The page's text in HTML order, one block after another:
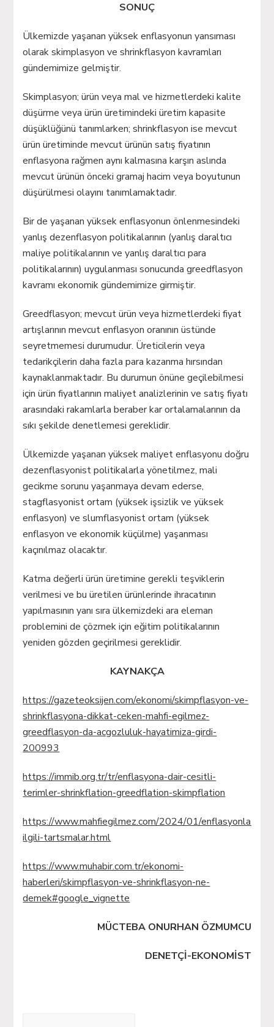
SONUÇ
Ülkemizde yaşanan yüksek enflasyonun yansıması
olarak skimplasyon ve shrinkflasyon kavramları
gündemimize gelmiştir.
Skimplasyon; ürün veya mal ve hizmetlerdeki kalite
düşürme veya ürün üretimindeki üretim kapasite
düşüklüğünü tanımlarken; shrinkflasyon ise mevcut
ürün üretiminde mevcut ürünün satış fiyatının
enflasyona rağmen aynı kalmasına karşın aslında
mevcut ürünün önceki gramaj hacim veya boyutunun
düşürülmesi olayını tanımlamaktadır.
Bir de yaşanan yüksek enflasyonun önlenmesindeki
yanlış dezenflasyon politikalarının (yanlış daraltıcı
maliye politikalarının ve yanlış daraltıcı para
politikalarının) uygulanması sonucunda greedflasyon
kavramı ekonomik gündemimize girmiştir.
Greedflasyon; mevcut ürün veya hizmetlerdeki fiyat
artışlarının mevcut enflasyon oranının üstünde
seyretmemesi durumudur. Üreticilerin veya
tedarikçilerin daha fazla para kazanma hırsından
kaynaklanmaktadır. Bu durumun önüne geçilebilmesi
için ürün fiyatlarının maliyet analizlerinin ve satış fiyatı
arasındaki rakamlarla beraber kar ortalamalarının da
sıkı şekilde denetlemesi gereklidir.
Ülkemizde yaşanan yüksek maliyet enflasyonu doğru
dezenflasyonist politikalarla yönetilmez, mali
gecikme sorunu yaşanmaya devam ederse,
stagflasyonist ortam (yüksek işsizlik ve yüksek
enflasyon) ve slumflasyonist ortam (yüksek
enflasyon ve ekonomik küçülme) yaşanması
kaçınılmaz olacaktır.
Katma değerli ürün üretimine gerekli teşviklerin
verilmesi ve bu üretilen ürünlerinde ihracatının
yapılmasının yanı sıra ülkemizdeki ara eleman
problemini de çözmek için eğitim politikalarının
yeniden gözden geçirilmesi gereklidir.
KAYNAKÇA
https://gazeteoksijen.com/ekonomi/skimpflasyon-ve-
shrinkflasyona-dikkat-ceken-mahfi-egilmez-
greedflasyon-da-acgozluluk-hayatimiza-girdi-
200993
https://immib.org.tr/tr/enflasyona-dair-cesitli-
terimler-shrinkflation-greedflation-skimpflation
https://www.mahfiegilmez.com/2024/01/enflasyonla-
ilgili-tartsmalar.html
https://www.muhabir.com.tr/ekonomi-
haberleri/skimpflasyon-ve-shrinkflasyon-ne-
demek#google_vignette
MÜCTEBA ONURHAN ÖZMUMCU
DENETÇİ-EKONOMİST